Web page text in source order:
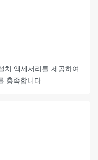
치 액세서리를 제공하여
충족합니다.